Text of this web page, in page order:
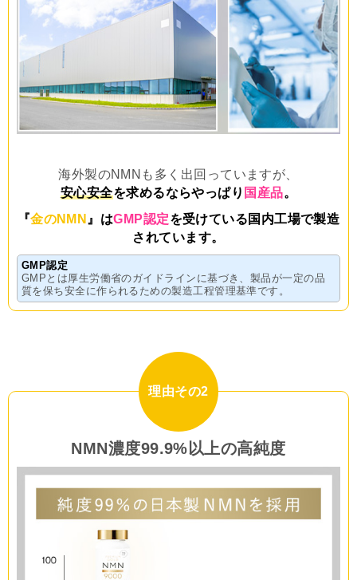
海外製のNMNも多く出回っていますが、
安心安全を求めるならやっぱり 国産品。
『金のNMN 』はGMP認定を受けている国内工場で製造
されています。
GMP認定
GMPとは厚生労働省のガイドラインに基づき、製品が一定の品
質を保ち安全に作られるための製造工程管理基準です。
理由その2
NMN濃度99.9%以上の高純度